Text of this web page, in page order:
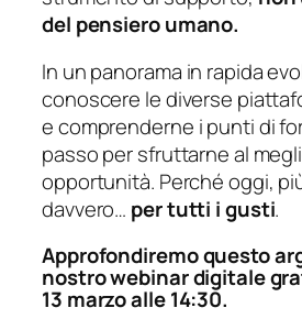
del pensiero umano.
In un panorama in rapida
conoscere le diverse
e comprenderne i punti di
passo per sfruttarne al
opportunità. Perché oggi,
davvero… per tutti i gusti.
Approfondiremo questo
nostro webinar digitale
13 marzo alle 14:30.